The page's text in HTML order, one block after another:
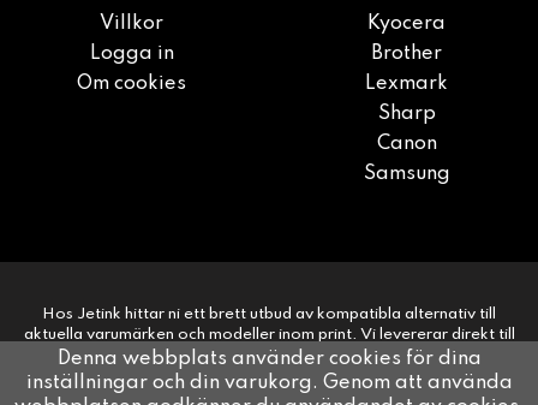
Villkor
Logga in
Om cookies
Kyocera
Brother
Lexmark
Sharp
Canon
Samsung
Hos Jetink hittar ni ett brett utbud av kompatibla alternativ till
aktuella varumärken och modeller inom print. Vi levererar direkt till
era kunder på 1-2 dagar. Snabbt, smidigt, enkelt.
Denna webbplats använder cookies för dina
inställningar och din varukorg. Genom att använda